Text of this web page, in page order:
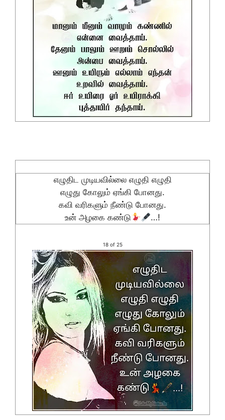
எழுதிட முடியவில்லை எழுதி எழுதி
எழுது கோலும் ஏங்கி போனது.
கவி வரிகளும் நீண்டு போனது.
உன் அழகை கண்டு
…!
18 of 25